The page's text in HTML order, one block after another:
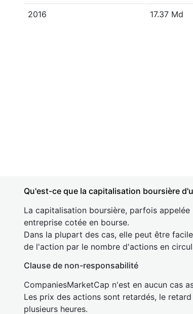
2016 17.37 Md
Qu'est-ce que la capitalisation boursière
La capitalisation boursière, parfois
entreprise cotée en bourse.
Dans la plupart des cas, elle peut être
de l'action par le nombre d'actions en
Clause de non-responsabilité
CompaniesMarketCap n'est en aucun cas
Les prix des actions sont retardés, le
plusieurs heures.